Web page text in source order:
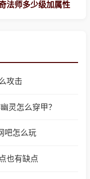
法师多少级加属性
攻击
灵怎么穿甲？
吧怎么玩
也有缺点